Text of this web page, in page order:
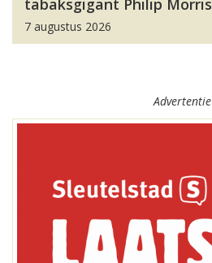
tabaksgigant Philip Morris
7 augustus 2026
Advertentie